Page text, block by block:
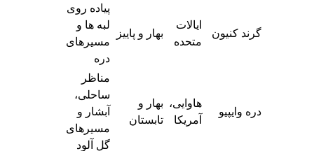
گرند کنیون
ایالات
متحده
بهار و پاییز
پیاده روی
لبه ها و
مسیرهای
دره
دره وایپیو
هاوایی،
آمریکا
بهار و
تابستان
مناظر
ساحلی،
آبشار و
مسیرهای
گل آلود